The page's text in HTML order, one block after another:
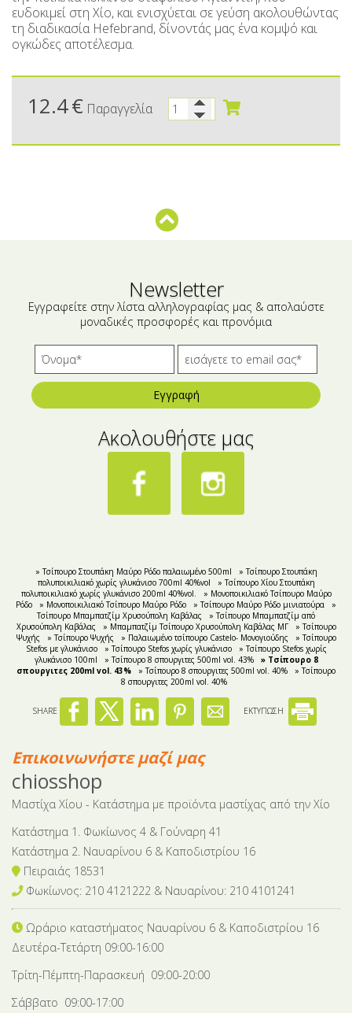
Κεραλοιφές
Μακιγιάζ
Αλμυρά snacks
Ροφήματα
Αλίπαστα Ψαρικά
Έτοιμα Μείγματα
ευδοκιμεί στη Χίο, και ενισχύεται σε γεύση ακολουθώντας
τη διαδικασία Hefebrand, δίνοντάς μας ένα κομψό και
ογκώδες αποτέλεσμα.
12.4€ Παραγγελία
Newsletter
Εγγραφείτε στην λίστα αλληλογραφίας μας & απολαύστε
μοναδικές προσφορές και προνόμια
Εγγραφή
Ακολουθήστε μας
» Τσίπουρο Στουπάκη Μαύρο Ρόδο παλαιωμένο 500ml
» Τσίπουρο Στουπάκη
πολυποικιλιακό χωρίς γλυκάνισο 700ml 40%vol
» Τσίπουρο Χίου Στουπάκη
πολυποικιλιακό χωρίς γλυκάνισο 200ml 40%vol.
» Μονοποικιλιακό Tσίπουρο Μαύρο
Ρόδο
» Μονοποικιλιακό Τσίπουρο Μαύρο Ρόδο » Τσίπουρο Μαύρο Ρόδο μινιατούρα
»
Τσίπουρο Μπαμπατζίμ Χρυσούπολη Καβάλας
» Τσίπουρο Μπαμπατζίμ από
Χρυσούπολη Καβάλας
» Μπαμπατζίμ Τσίπουρο Χρυσούπολη Καβάλας ΜΓ
» Τσίπουρο
Ψυχής
» Τσίπουρο Ψυχής » Παλαιωμένο τσίπουρο Castelo- Μονογιούδης
» Τσίπουρο
Stefos με γλυκάνισο
» Τσίπουρο Stefos χωρίς γλυκάνισο
» Τσίπουρο Stefos χωρίς
γλυκάνισο 100ml
» Τσίπουρο 8 σπουργιτες 500ml vol. 43%
» Τσίπουρο 8
σπουργιτες 200ml vol. 43%
» Τσίπουρο 8 σπουργιτες 500ml vol. 40%
» Τσίπουρο
8 σπουργιτες 200ml vol. 40%
SHARE ΕΚΤΥΠΩΣΗ
Επικοινωνήστε μαζί μας
chiosshop
Μαστίχα Χίου - Κατάστημα με προϊόντα μαστίχας από την Χίο
Κατάστημα 1. Φωκίωνος 4 & Γούναρη 41
Κατάστημα 2. Ναυαρίνου 6 & Καποδιστρίου 16
Πειραιάς 18531
Φωκίωνος: 210 4121222 & Nαυαρίνου: 210 4101241
Ωράριο καταστήματος Ναυαρίνου 6 & Καποδιστρίου 16
Δευτέρα-Tετάρτη 09:00-16:00
Τρίτη-Πέμπτη-Παρασκευή 09:00-20:00
Σάββατο 09:00-17:00